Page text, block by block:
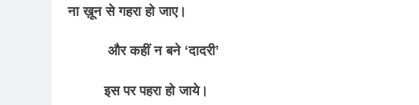
ना ख़ून से गहरा हो जाए।
और कहीं न बने ‘दादरी’
इस पर पहरा हो जाये।